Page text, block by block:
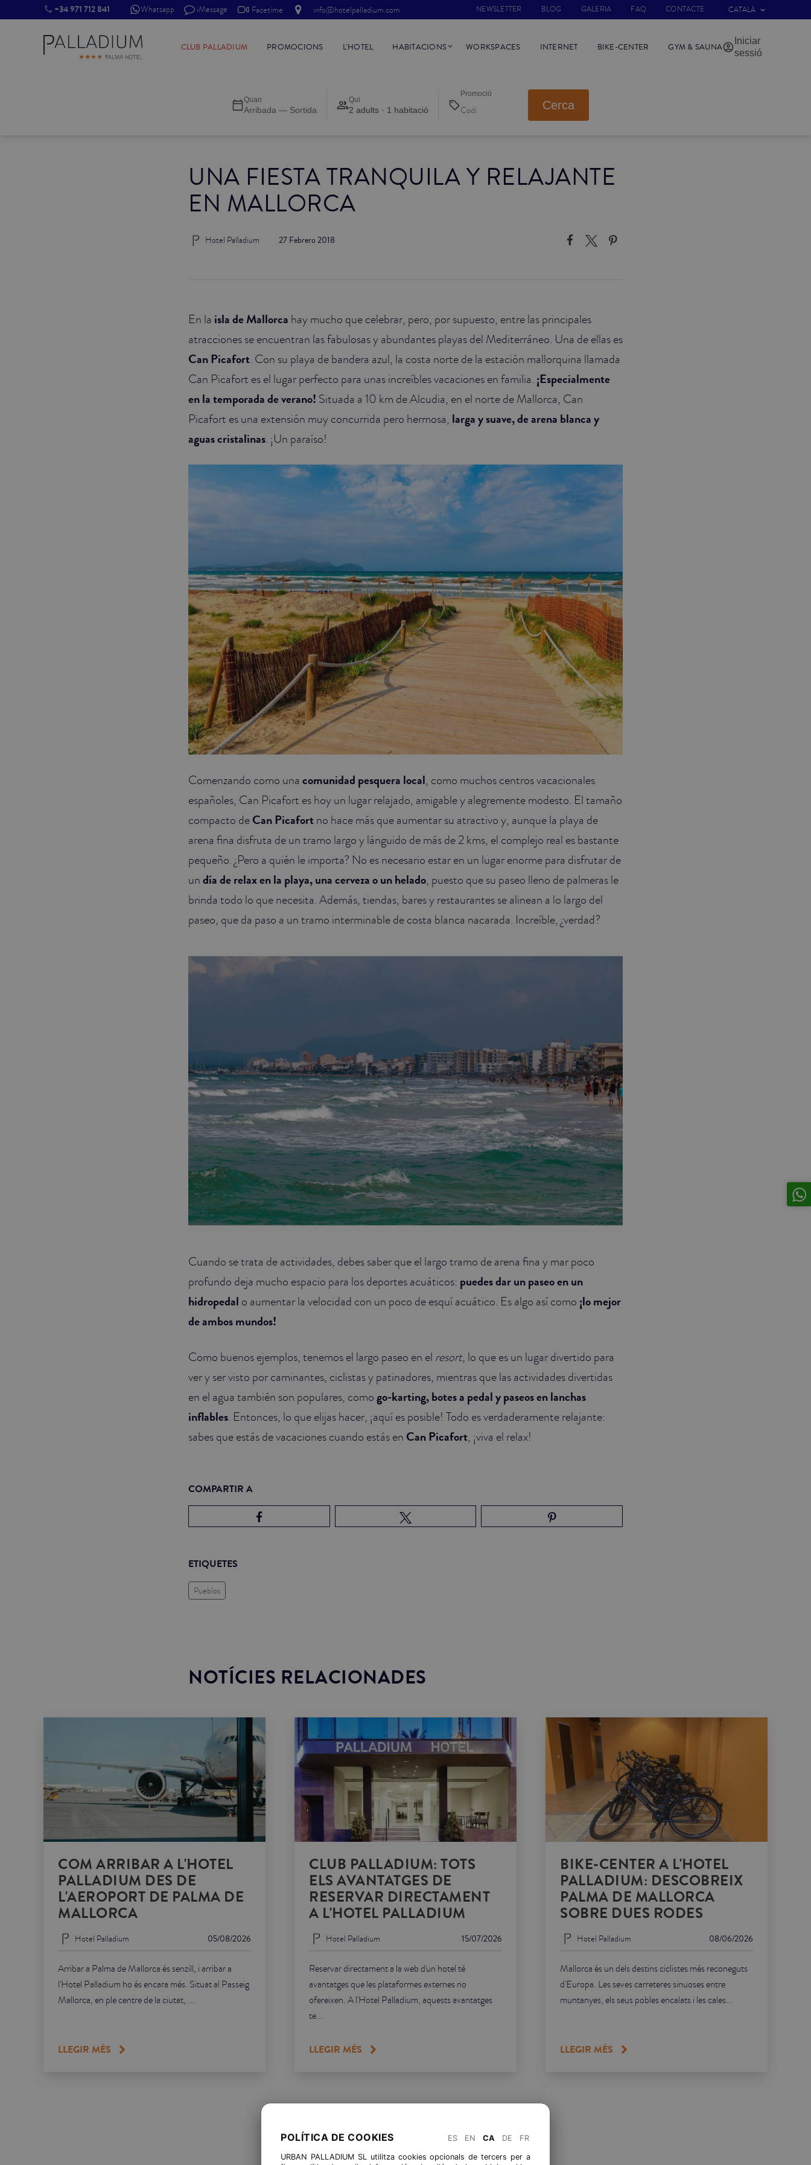
UNA FIESTA TRANQUILA Y RELAJANTE
EN MALLORCA
27 Febrero 2018
Hotel Palladium
En la isla de Mallorca hay mucho que celebrar, pero, por supuesto, entre las principales
atracciones se encuentran las fabulosas y abundantes playas del Mediterráneo. Una de ellas es
Can Picafort. Con su playa de bandera azul, la costa norte de la estación mallorquina llamada
Can Picafort es el lugar perfecto para unas increíbles vacaciones en familia. ¡Especialmente
en la temporada de verano! Situada a 10 km de Alcudia, en el norte de Mallorca, Can
Picafort es una extensión muy concurrida pero hermosa, larga y suave, de arena blanca y
aguas cristalinas. ¡Un paraíso!
Comenzando como una comunidad pesquera local, como muchos centros vacacionales
españoles, Can Picafort es hoy un lugar relajado, amigable y alegremente modesto. El tamaño
compacto deCan Picafortno hace más que aumentar su atractivo y, aunque la playa de
arena fina disfruta de un tramo largo y lánguido de más de 2 kms, el complejo real es bastante
pequeño. ¿Pero a quién le importa? No es necesario estar en un lugar enorme para disfrutar de
undía de relax en la playa, una cerveza o un helado, puesto que su paseo lleno de palmeras le
brinda todo lo que necesita. Además, tiendas, bares y restaurantes se alinean a lo largo del
paseo, que da paso a un tramo interminable de costa blanca nacarada. Increíble, ¿verdad?
Cuando se trata de actividades, debes saber que el largo tramo de arena fina y mar poco
profundo deja mucho espacio para los deportes acuáticos: puedes dar un paseo en un
hidropedal o aumentar la velocidad con un poco de esquí acuático. Es algo así como ¡lo mejor
de ambos mundos!
Como buenos ejemplos, tenemos el largo paseo en el resort, lo que es un lugar divertido para
ver y ser visto por caminantes, ciclistas y patinadores, mientras que las actividades divertidas
en el agua también son populares, comogo-karting, botes a pedal y paseos en lanchas
inflables. Entonces, lo que elijas hacer, ¡aquí es posible! Todo es verdaderamente relajante:
sabes que estás de vacaciones cuando estás en Can Picafort, ¡viva el relax!
COMPARTIR A
ETIQUETES
Pueblos
NOTÍCIES RELACIONADES
COM ARRIBAR A L'HOTEL
PALLADIUM DES DE
L'AEROPORT DE PALMA DE
MALLORCA
05/08/2026
Hotel Palladium
Arribar a Palma de Mallorca és senzill, i arribar a
l'Hotel Palladium ho és encara més. Situat al Passeig
Mallorca, en ple centre de la ciutat, ...
LLEGIR MÉS
CLUB PALLADIUM: TOTS
ELS AVANTATGES DE
RESERVAR DIRECTAMENT
A L'HOTEL PALLADIUM
15/07/2026
Hotel Palladium
Reservar directament a la web d'un hotel té
avantatges que les plataformes externes no
ofereixen. A l'Hotel Palladium, aquests avantatges
te...
LLEGIR MÉS
BIKE-CENTER A L'HOTEL
PALLADIUM: DESCOBREIX
PALMA DE MALLORCA
SOBRE DUES RODES
08/06/2026
Hotel Palladium
Mallorca és un dels destins ciclistes més reconeguts
d'Europa. Les seves carreteres sinuoses entre
muntanyes, els seus pobles encalats i les cales...
LLEGIR MÉS
+34 971 712 841 Whatsapp iMessage Facetime info@hotelpalladium.com NEWSLETTER BLOG GALERIA FAQ CONTACTE CATALÀ
CLUB PALLADIUM PROMOCIONS L'HOTEL HABITACIONS WORKSPACES INTERNET BIKE-CENTER GYM & SAUNA
Iniciar
sessió
Quan
Arribada — Sortida
Qui
2 adults · 1 habitació
Promoció
Cerca
ES EN CA DE FR
POLÍTICA DE COOKIES
URBAN PALLADIUM SL utilitza cookies opcionals de tercers per a
INDIVIDUAL RED